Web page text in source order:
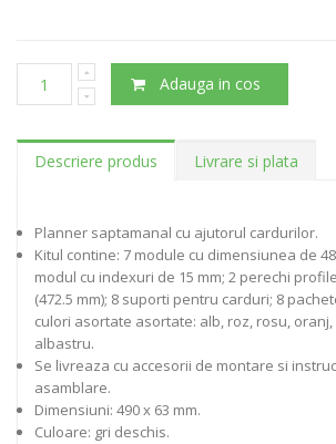
Adauga in cos
Descriere produs Livrare si plata
Planner saptamanal cu ajutorul cardurilor.
Kitul contine: 7 module cu dimensiunea de
modul cu indexuri de 15 mm; 2 perechi
(472.5 mm); 8 suporti pentru carduri; 8
culori asortate asortate: alb, roz, rosu,
albastru.
Se livreaza cu accesorii de montare si
asamblare.
Dimensiuni: 490 x 63 mm.
Culoare: gri deschis.